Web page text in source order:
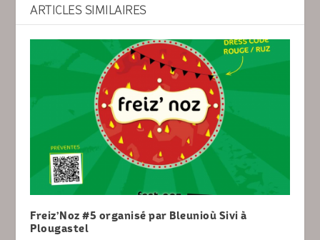
ARTICLES SIMILAIRES
Freiz’Noz #5 organisé par Bleunioù Sivi à
Plougastel